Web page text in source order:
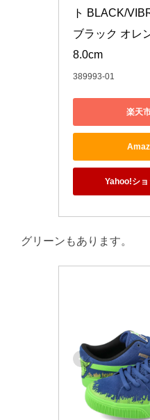
ト BLACK/
ブラック オレ
8.0cm
389993-01
楽天
Yahoo!シ
グリーンもあります。